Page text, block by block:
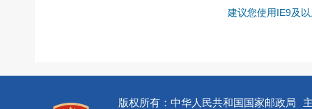
建议您使用IE9及
版权所有：中华人民共和国国家邮政局